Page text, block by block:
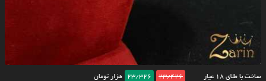
ساخت با طلای ۱۸ عیار 23/426
23/326 هزار تومان